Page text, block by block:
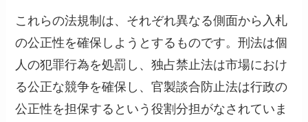
これらの法規制は、それぞれ異なる側面から入札
の公正性を確保しようとするものです。刑法は個
人の犯罪行為を処罰し、独占禁止法は市場におけ
る公正な競争を確保し、官製談合防止法は行政の
公正性を担保するという役割分担がなされていま